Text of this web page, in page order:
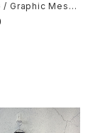
/ Graphic Mesh
/ Light Grey